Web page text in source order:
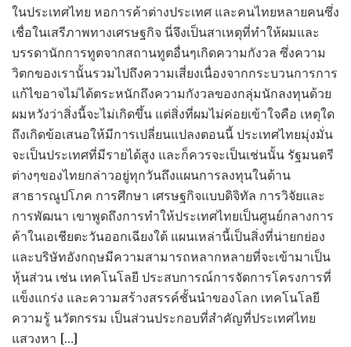
ในประเทศไทย หอการค้าต่างประเทศ และคนไทยหลายคนซึ่ง
เชื่อในเสรีภาพทางเศรษฐกิจ นี่จึงเป็นสาเหตุที่ทำให้ผมและ
บรรดานักการทูตจากสถานทูตอื่นๆเกิดความกังวล ซึ่งความ
วิตกของเรานั้นรวมไปถึงความเสี่ยงเนื่องจากกระบวนการการ
แก้ไขอาจไม่ได้ตระหนักถึงความกังวลของกลุ่มนักลงทุนด้วย
ผมหวังว่าสิ่งนี้จะไม่เกิดขึ้น แต่สิ่งที่ผมไม่ค่อยเข้าใจคือ เหตุใด
ถึงเกิดข้อเสนอให้มีการเปลี่ยนแปลงตอนนี้ ประเทศไทยมุ่งมั่น
จะเป็นประเทศที่มีรายได้สูง และก็ควรจะเป็นเช่นนั้น รัฐมนตรี
ต่างๆของไทยกล่าวอยู่ทุกวันถึงแผนการลงทุนในด้าน
สาธารณูปโภค การศึกษา เศรษฐกิจแบบดิจิทัล การวิจัยและ
การพัฒนา เขาพูดถึงการทำให้ประเทศไทยเป็นศูนย์กลางการ
ค้าในเอเชียตะวันออกเฉียงใต้ แผนเหล่านี้เป็นสิ่งที่น่ายกย่อง
และบริษัทอังกฤษมีความสามารถหลากหลายที่จะเข้ามาเป็น
หุ้นส่วน เช่น เทคโนโลยี ประสบการณ์การจัดการโครงการที่
แข็งแกร่ง และความสร้างสรรค์ชั้นนำของโลก เทคโนโลยี
ความรู้ นวัตกรรม เป็นส่วนประกอบที่สำคัญที่ประเทศไทย
แสวงหา […]